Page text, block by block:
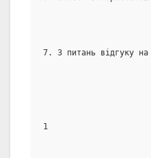
7. З питань відгуку
1